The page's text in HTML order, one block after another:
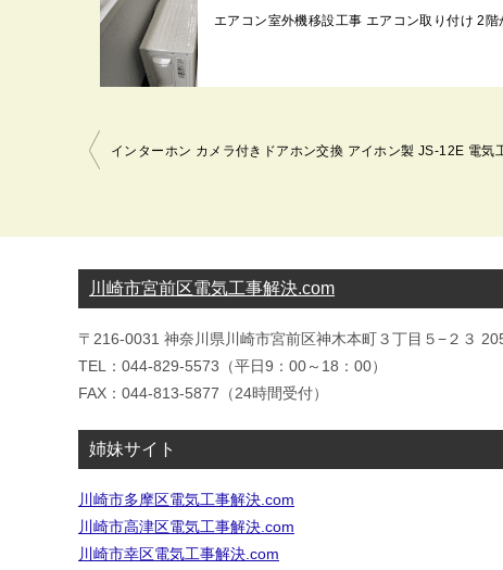
エアコン室外機移設工事 エアコン取り付け 2
投
稿
ビ
ー
ョ
ン
川崎市宮前区電気工事解決.com
〒216-0031 神奈川県川崎市宮前区神木本町３丁目５−２３
TEL：044-829-5573（平日9：00～18：00）
FAX：044-813-5877（24時間受付）
姉妹サイト
川崎市多摩区電気工事解決.com
川崎市高津区電気工事解決.com
川崎市幸区電気工事解決.com